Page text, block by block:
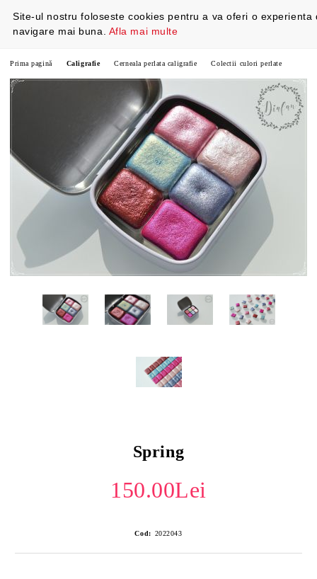
Prima pagină Caligrafie Cerneala perlata caligrafie Colectii culori perlate
Spring
150.00Lei
Cod: 2022043
Site-ul nostru foloseste cookies pentru a va oferi o experienta
navigare mai buna. Afla mai multe